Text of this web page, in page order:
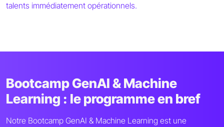
talents immédiatement opérationnels.
Bootcamp GenAI & Machine
Learning : le programme en bref
Notre Bootcamp GenAI & Machine Learning est une